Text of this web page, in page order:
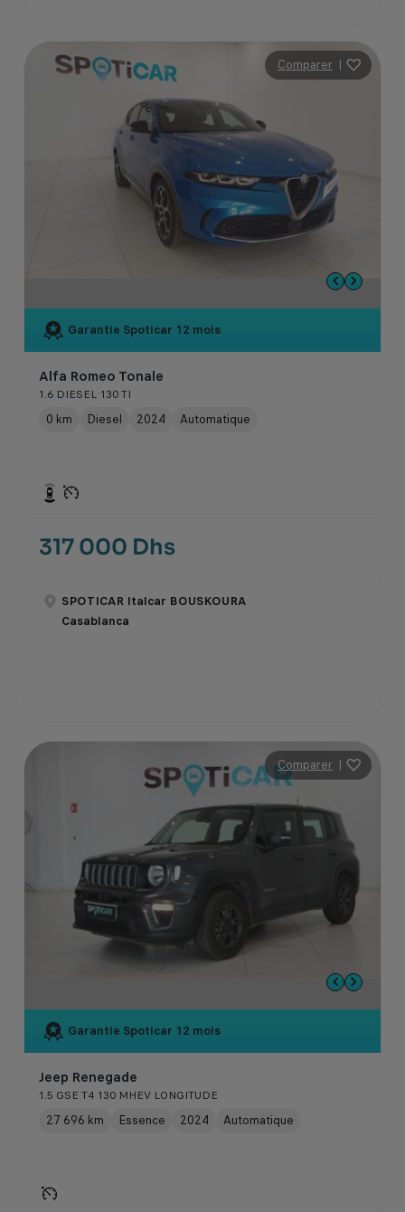
Comparer |
Garantie Spoticar 12 mois
Alfa Romeo Tonale
1.6 DIESEL 130 TI
0 km Diesel 2024 Automatique
317 000 Dhs
SPOTICAR Italcar BOUSKOURA
Casablanca
Comparer |
Garantie Spoticar 12 mois
Jeep Renegade
1.5 GSE T4 130 MHEV LONGITUDE
27 696 km Essence 2024 Automatique